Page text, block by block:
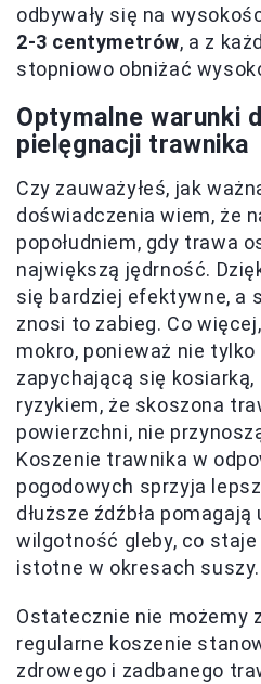
odbywały się na
2-3 centymetrów, a z
stopniowo obniżać
Optymalne warunki
pielęgnacji trawnika
Czy zauważyłeś, jak
doświadczenia wiem, że
popołudniem, gdy trawa
największą jędrność.
się bardziej efektywne, a
znosi to zabieg. Co
mokro, ponieważ nie
zapychającą się
ryzykiem, że skoszona
powierzchni, nie
Koszenie trawnika w
pogodowych sprzyja
dłuższe źdźbła
wilgotność gleby, co
istotne w okresach suszy.
Ostatecznie nie możemy
regularne koszenie
zdrowego i zadbanego